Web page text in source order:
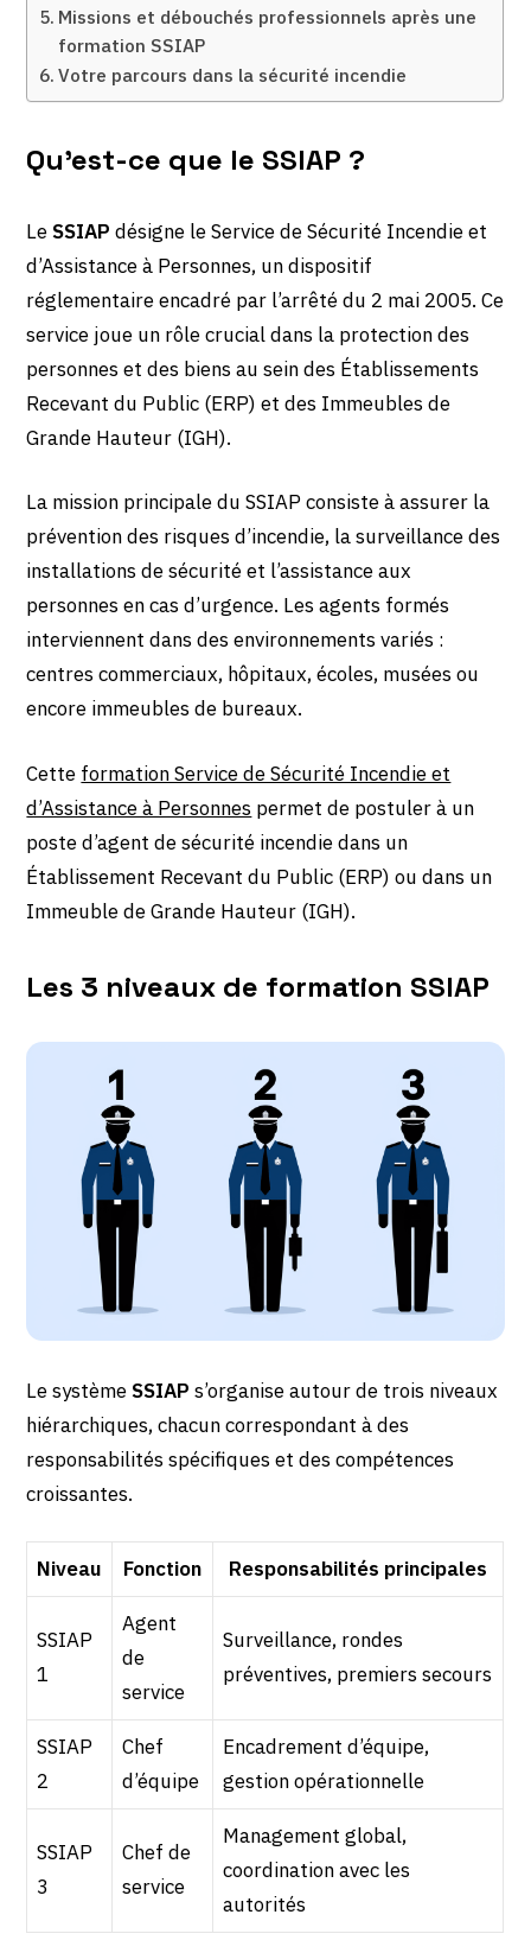
Missions et débouchés professionnels après une
formation SSIAP
Votre parcours dans la sécurité incendie
Qu’est-ce que le SSIAP ?
LeSSIAP désigne le Service de Sécurité Incendie et
d’Assistance à Personnes, un dispositif
réglementaire encadré par l’arrêté du 2 mai 2005. Ce
service joue un rôle crucial dans la protection des
personnes et des biens au sein des Établissements
Recevant du Public (ERP) et des Immeubles de
Grande Hauteur (IGH).
La mission principale du SSIAP consiste à assurer la
prévention des risques d’incendie, la surveillance des
installations de sécurité et l’assistance aux
personnes en cas d’urgence. Les agents formés
interviennent dans des environnements variés :
centres commerciaux, hôpitaux, écoles, musées ou
encore immeubles de bureaux.
Cette formation Service de Sécurité Incendie et
d’Assistance à Personnes permet de postuler à un
poste d’agent de sécurité incendie dans un
Établissement Recevant du Public (ERP) ou dans un
Immeuble de Grande Hauteur (IGH).
Les 3 niveaux de formation SSIAP
Le systèmeSSIAP s’organise autour de trois niveaux
hiérarchiques, chacun correspondant à des
responsabilités spécifiques et des compétences
croissantes.
Niveau Fonction Responsabilités principales
SSIAP
1
Agent
de
service
Surveillance, rondes
préventives, premiers secours
SSIAP
2
Chef
d’équipe
Encadrement d’équipe,
gestion opérationnelle
SSIAP
3
Chef de
service
Management global,
coordination avec les
autorités